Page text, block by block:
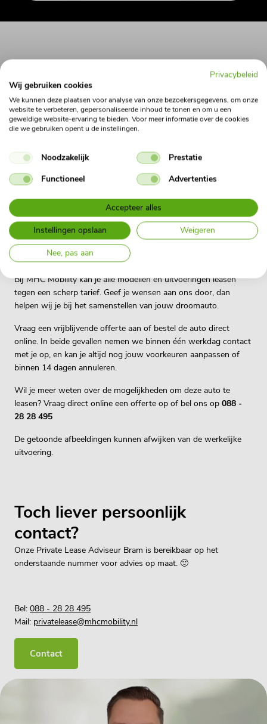
Wat kan je van ons verwachten?
Bij MHC Mobility kan je alle modellen en uitvoeringen leasen
tegen een scherp tarief. Geef je wensen aan ons door, dan
helpen wij je bij het samenstellen van jouw droomauto.
Vraag een vrijblijvende offerte aan of bestel de auto direct
online. In beide gevallen nemen we binnen één werkdag contact
met je op, en kan je altijd nog jouw voorkeuren aanpassen of
binnen 14 dagen annuleren.
Wil je meer weten over de mogelijkheden om deze auto te
leasen? Vraag direct online een offerte op of bel ons op 088 -
28 28 495
De getoonde afbeeldingen kunnen afwijken van de werkelijke
uitvoering.
Toch liever persoonlijk
contact?
Onze Private Lease Adviseur Bram is bereikbaar op het
onderstaande nummer voor advies op maat. 🙂
Bel: 088 - 28 28 495
Mail: privatelease@mhcmobility.nl
Contact
Privacybeleid
Wij gebruiken cookies
We kunnen deze plaatsen voor analyse van onze bezoekersgegevens, om onze
website te verbeteren, gepersonaliseerde inhoud te tonen en om u een
geweldige website-ervaring te bieden. Voor meer informatie over de cookies
die we gebruiken opent u de instellingen.
Noodzakelijk
Prestatie
Functioneel
Advertenties
Accepteer alles
Instellingen opslaan
Weigeren
Nee, pas aan